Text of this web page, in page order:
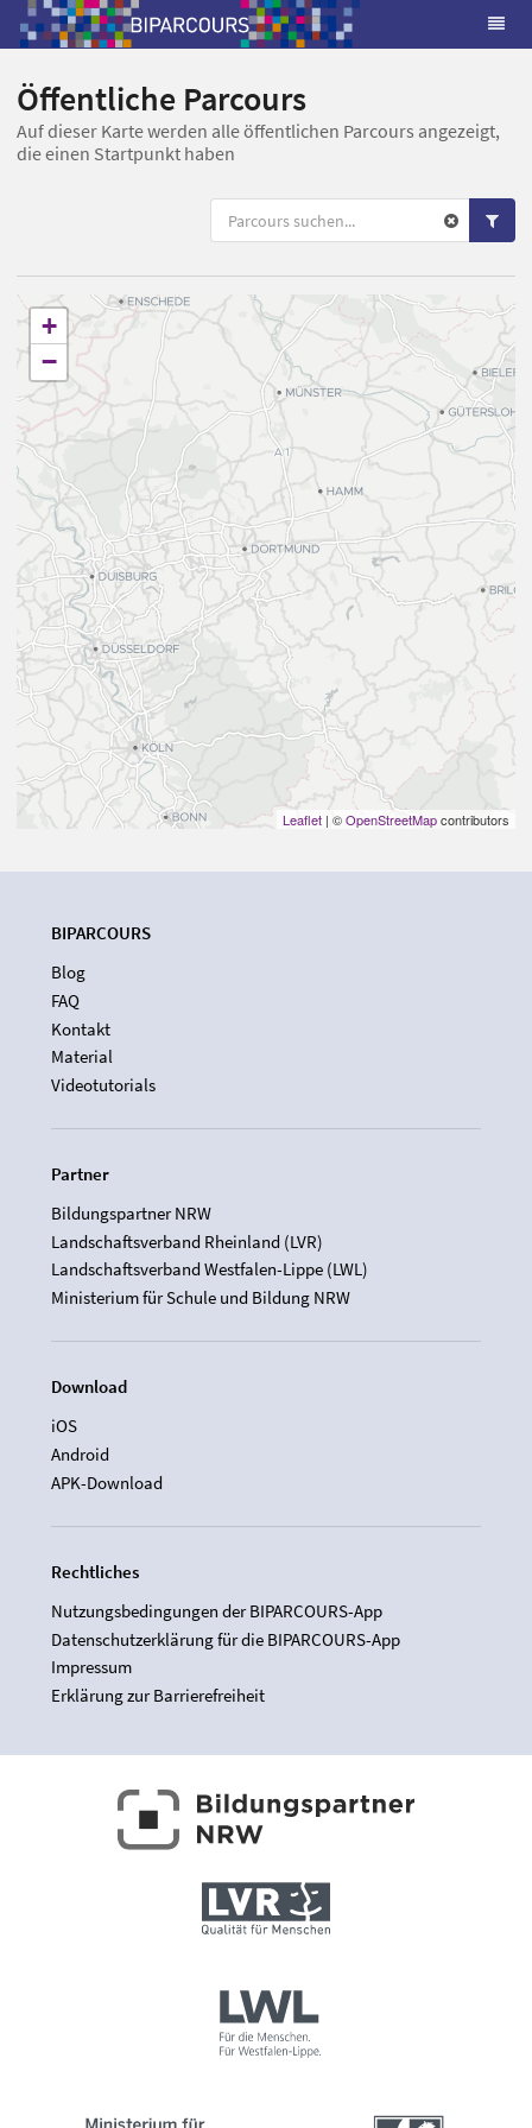
Öffentliche Parcours
Auf dieser Karte werden alle öffentlichen Parcours angezeigt,
die einen Startpunkt haben
+
−
Leaflet | ©OpenStreetMapcontributors
BIPARCOURS
Blog
FAQ
Kontakt
Material
Videotutorials
Partner
Bildungspartner NRW
Landschaftsverband Rheinland (LVR)
Landschaftsverband Westfalen-Lippe (LWL)
Ministerium für Schule und Bildung NRW
Download
iOS
Android
APK-Download
Rechtliches
Nutzungsbedingungen der BIPARCOURS-App
Datenschutzerklärung für die BIPARCOURS-App
Impressum
Erklärung zur Barrierefreiheit